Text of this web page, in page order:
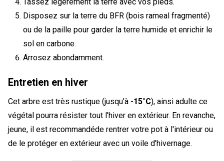
Disposez sur la terre du BFR (bois rameal fragmenté)
ou de la paille pour garder la terre humide et enrichir le
sol en carbone.
Arrosez abondamment.
Entretien en hiver
Cet arbre est très rustique (jusqu'à -15°C), ainsi adulte ce
végétal pourra résister tout l'hiver en extérieur. En revanche,
jeune, il est recommandéde rentrer votre pot à l'intérieur ou
de le protéger en extérieur avec un voile d'hivernage.